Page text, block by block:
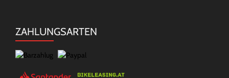
ZAHLUNGSARTEN